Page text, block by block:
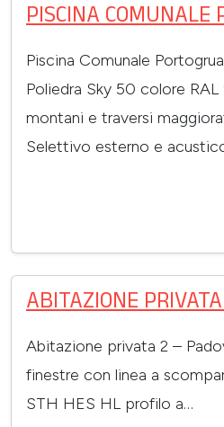
PISCINA COMUNALE
Piscina Comunale
Poliedra Sky 50 colore
montani e traversi
Selettivo esterno e
ABITAZIONE
Abitazione privata 2 –
finestre con linea a
STH HES HL profilo a…